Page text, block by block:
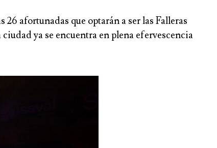
afortunadas que optarán a ser las Falleras
ya se encuentra en plena efervescencia